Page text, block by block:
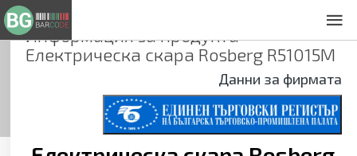
Информация за продукта
Електрическа скара Rosberg R51015M
Данни за фирмата
Общи условия
Декларация за проверителност
Заснемане на продукти
Контакти